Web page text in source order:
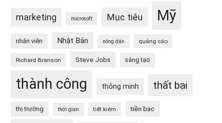
marketing microsoft Mục tiêu Mỹ
nhân viên Nhật Bản nông dân quảng cáo
Richard Branson Steve Jobs sáng tạo
thành công thông minh thất bại
thị trường thời gian tiết kiệm tiền bạc